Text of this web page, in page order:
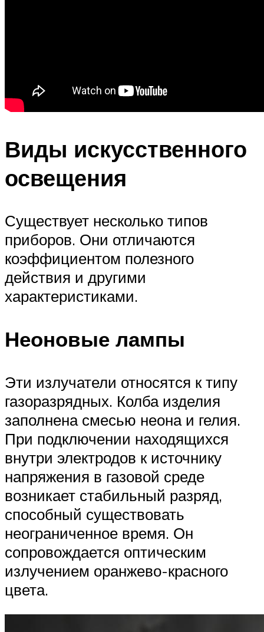
Виды искусственного
освещения
Существует несколько типов
приборов. Они отличаются
коэффициентом полезного
действия и другими
характеристиками.
Неоновые лампы
Эти излучатели относятся к типу
газоразрядных. Колба изделия
заполнена смесью неона и гелия.
При подключении находящихся
внутри электродов к источнику
напряжения в газовой среде
возникает стабильный разряд,
способный существовать
неограниченное время. Он
сопровождается оптическим
излучением оранжево-красного
цвета.